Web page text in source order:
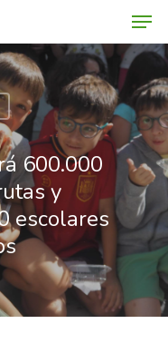
600.000
y
escolares